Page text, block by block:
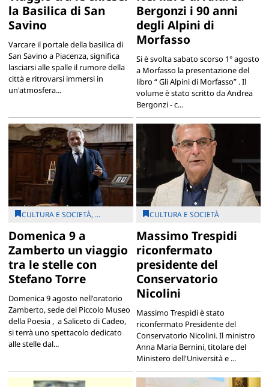
la Basilica di San
Savino
Varcare il portale della basilica di
San Savino a Piacenza, significa
lasciarsi alle spalle il rumore della
città e ritrovarsi immersi in
un'atmosfera...
Bergonzi i 90 anni
degli Alpini di
Morfasso
Si è svolta sabato scorso 1° agosto
a Morfasso la presentazione del
libro “ Gli Alpini di Morfasso” . Il
volume è stato scritto da Andrea
Bergonzi - c...
CULTURA E SOCIETÀ, ...
Domenica 9 a
Zamberto un viaggio
tra le stelle con
Stefano Torre
Domenica 9 agosto nell'oratorio
Zamberto, sede del Piccolo Museo
della Poesia , a Saliceto di Cadeo,
si terrà uno spettacolo dedicato
alle stelle dal...
CULTURA E SOCIETÀ
Massimo Trespidi
riconfermato
presidente del
Conservatorio
Nicolini
Massimo Trespidi è stato
riconfermato Presidente del
Conservatorio Nicolini. Il ministro
Anna Maria Bernini, titolare del
Ministero dell'Università e ...